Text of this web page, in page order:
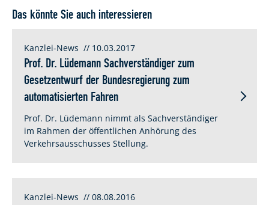
Das könnte Sie auch interessieren
Kanzlei-News // 10.03.2017
Prof. Dr. Lüdemann Sachverständiger zum
Gesetzentwurf der Bundesregierung zum
automatisierten Fahren
Prof. Dr. Lüdemann nimmt als Sachverständiger
im Rahmen der öffentlichen Anhörung des
Verkehrsausschusses Stellung.
Kanzlei-News // 08.08.2016